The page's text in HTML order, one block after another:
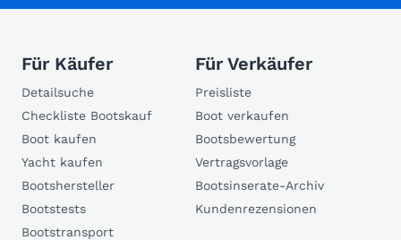
Für Käufer
Detailsuche
Checkliste Bootskauf
Boot kaufen
Yacht kaufen
Bootshersteller
Bootstests
Bootstransport
Für Verkäufer
Preisliste
Boot verkaufen
Bootsbewertung
Vertragsvorlage
Bootsinserate-Archiv
Kundenrezensionen